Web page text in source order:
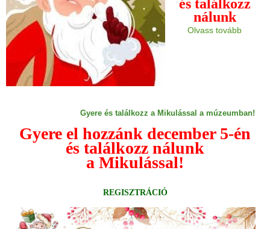
és találkozz
nálunk
Olvass tovább
Gyere és találkozz a Mikulással a múzeumban!
Gyere el hozzánk december 5-én
és találkozz nálunk
a Mikulással!
REGISZTRÁCIÓ